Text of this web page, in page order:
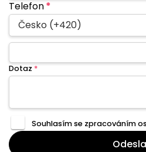
Telefon*
Česko (+420)
Dotaz *
Souhlasím se zpracováním